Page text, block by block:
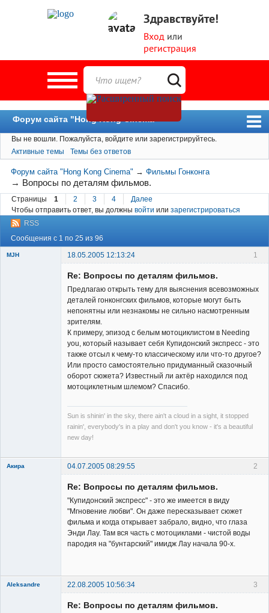
Здравствуйте!
Вход или
регистрация
Форум сайта "Hong Kong Cinema"
Форум
Новости
Пользователи
Поиск
Вы не вошли. Пожалуйста, войдите или зарегистрируйтесь.
Активные темы
Темы без ответов
Форум сайта "Hong Kong Cinema" →Фильмы Гонконга
→ Вопросы по деталям фильмов.
Страницы 1 2 3 4
Далее
Чтобы отправить ответ, вы должны войти или зарегистрироваться
RSS
Сообщения с 1 по 25 из 96
1
MJH
18.05.2005 12:13:24
Re: Вопросы по деталям фильмов.
Предлагаю открыть тему для выяснения всевозможных
деталей гонконгских фильмов, которые могут быть
непонятны или незнакомы не сильно насмотренным
зрителям.
К примеру, эпизод с белым мотоциклистом в Needing
you, который называет себя Купидонский экспресс - это
также отсыл к чему-то классическому или что-то другое?
Или просто самостоятельно придуманный сказочный
оборот сюжета? Известный ли актёр находился под
мотоциклетным шлемом? Спасибо.
Sun is shinin' in the sky, there ain't a cloud in a sight, it stopped
rainin', everybody's in a play and don't you know - it's a beautiful
new day!
2
Акира 04.07.2005 08:29:55
Re: Вопросы по деталям фильмов.
"Купидонский экспресс" - это же имеется в виду
"Мгновение любви". Он даже пересказывает сюжет
фильма и когда открывает забрало, видно, что глаза
Энди Лау. Там вся часть с мотоциклами - чистой воды
пародия на "бунтарский" имидж Лау начала 90-х.
3
Aleksandre
22.08.2005 10:56:34
Re: Вопросы по деталям фильмов.